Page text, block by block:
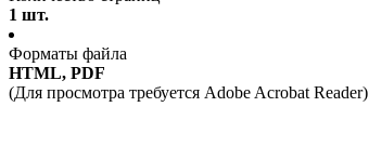
1 шт.
Форматы файла
HTML, PDF
(Для просмотра требуется Adobe Acrobat Reader)